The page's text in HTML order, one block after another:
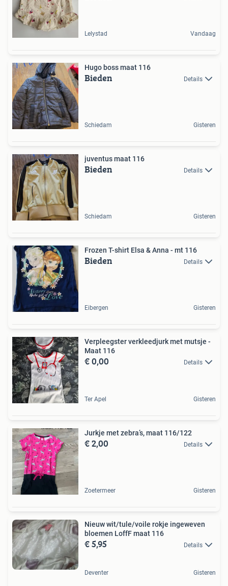
Lelystad Vandaag
Hugo boss maat 116
Bieden Details
Schiedam Gisteren
juventus maat 116
Bieden Details
Schiedam Gisteren
Frozen T-shirt Elsa & Anna - mt 116
Bieden Details
Eibergen Gisteren
Verpleegster verkleedjurk met mutsje -
Maat 116
€ 0,00 Details
Ter Apel Gisteren
Jurkje met zebra’s, maat 116/122
€ 2,00 Details
Zoetermeer Gisteren
Nieuw wit/tule/voile rokje ingeweven
bloemen LoffF maat 116
€ 5,95 Details
Deventer Gisteren